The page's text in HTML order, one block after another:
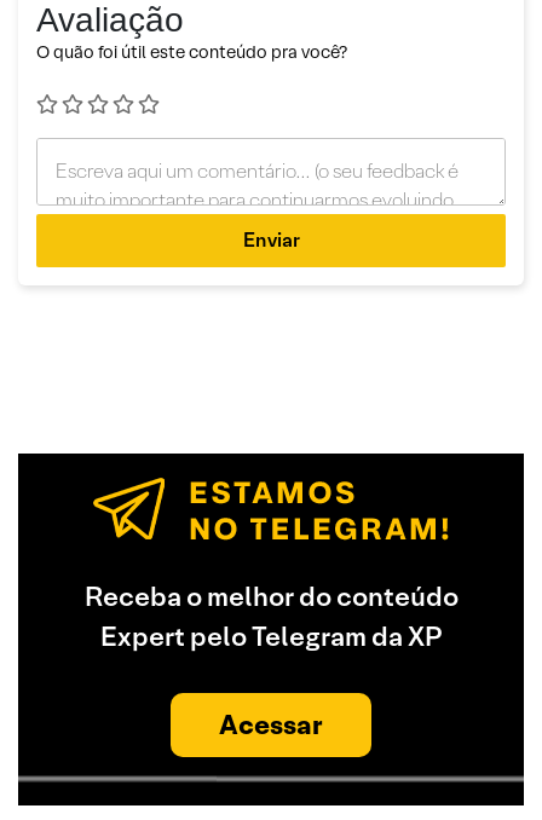
Avaliação
O quão foi útil este conteúdo pra você?
Enviar
Receba o melhor do conteúdo
Expert pelo Telegram da XP
Acessar